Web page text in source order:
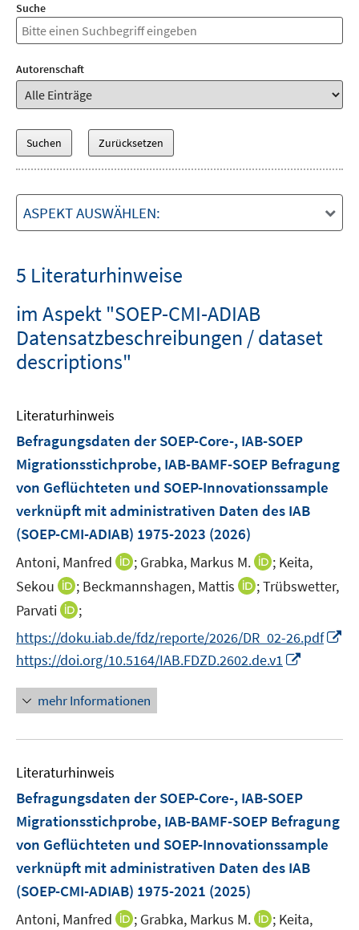
Suche
Autorenschaft
ASPEKT AUSWÄHLEN:
5 Literaturhinweise
im Aspekt "SOEP-CMI-ADIAB
Datensatzbeschreibungen / dataset
descriptions"
Literaturhinweis
Befragungsdaten der SOEP-Core-, IAB-SOEP
Migrationsstichprobe, IAB-BAMF-SOEP Befragung
von Geflüchteten und SOEP-Innovationssample
verknüpft mit administrativen Daten des IAB
(SOEP-CMI-ADIAB) 1975-2023 (2026)
Antoni, Manfred
I
n
u
e
F
e
n
e
ö
f
f
n
; Grabka, Markus M.
I
n
u
e
n
e
ö
f
f
; Keita,
Sekou
I
n
n
e
u
m
e
s
t
e
r
ö
f
f
n
; Beckmannshagen, Mattis
I
e
u
e
t
e
r
ö
f
n
;Trübswetter,
Parvati
I
n
n
e
u
e
F
e
n
s
t
e
r
ö
f
f
;
https://doku.iab.de/fdz/reporte/2026/DR_02-26.pdf
https://doi.org/10.5164/IAB.FDZD.2602.de.v1
u
F
n
s
t
mehr Informationen
Literaturhinweis
Befragungsdaten der SOEP-Core-, IAB-SOEP
Migrationsstichprobe, IAB-BAMF-SOEP Befragung
von Geflüchteten und SOEP-Innovationssample
verknüpft mit administrativen Daten des IAB
(SOEP-CMI-ADIAB) 1975-2021 (2025)
Antoni, Manfred
I; Grabka, Markus M.
I; Keita,